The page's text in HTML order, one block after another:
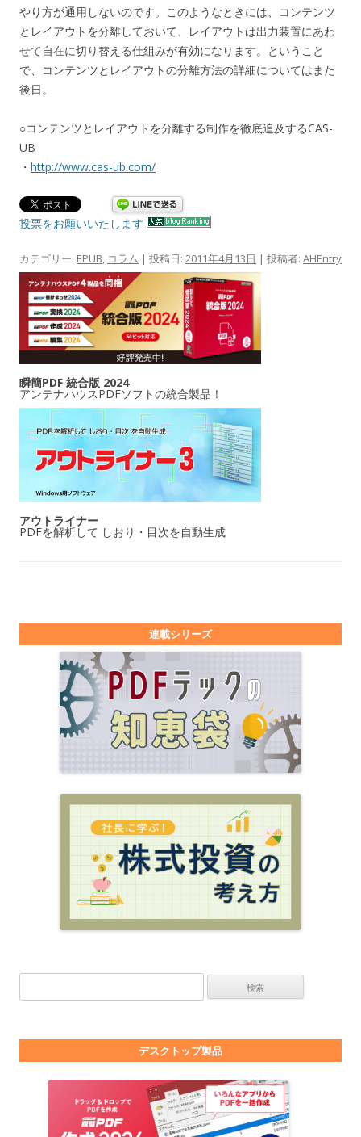
やり方が通用しないのです。このようなときには、コンテンツ
とレイアウトを分離しておいて、レイアウトは出力装置にあわ
せて自在に切り替える仕組みが有効になります。ということ
で、コンテンツとレイアウトの分離方法の詳細についてはまた
後日。
○コンテンツとレイアウトを分離する制作を徹底追及するCAS-
UB
・ http://www.cas-ub.com/
投票をお願いいたします
カテゴリー: EPUB, コラム | 投稿日: 2011年4月13日 | 投稿者: AHEntry
瞬簡PDF 統合版 2024
アンテナハウスPDFソフトの統合製品！
アウトライナー
PDFを解析して しおり・目次を自動生成
連載シリーズ
デスクトップ製品